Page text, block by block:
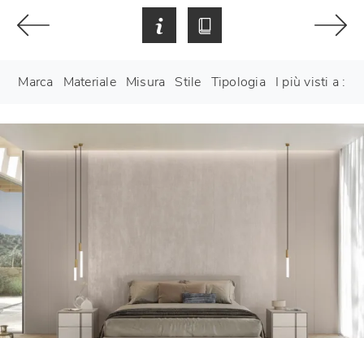
Marca Materiale Misura Stile Tipologia I più visti a :